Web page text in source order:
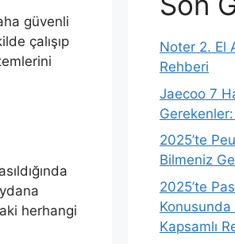
güvenli
çalışıp
herhangi
Noter 2. El
Rehberi
Jaecoo 7
2025’te
Bilmeniz
2025’te
Kapsamlı